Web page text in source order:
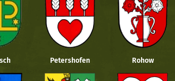
Petershofen Rohow